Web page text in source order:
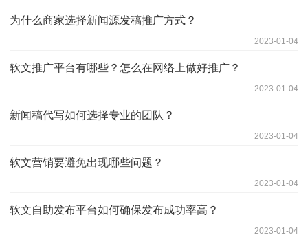
为什么商家选择新闻源发稿推广方式？
2023-01-04
软文推广平台有哪些？怎么在网络上做好推广？
2023-01-04
新闻稿代写如何选择专业的团队？
2023-01-04
软文营销要避免出现哪些问题？
2023-01-04
软文自助发布平台如何确保发布成功率高？
2023-01-04